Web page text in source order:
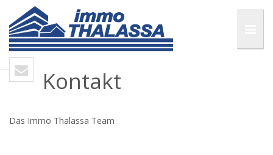
Kontakt
Das Immo Thalassa Team